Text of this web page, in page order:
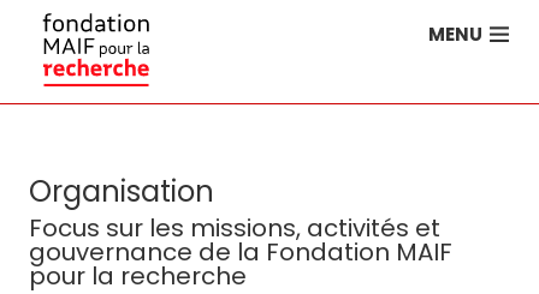
MENU
Organisation
Focus sur les missions, activités et
gouvernance de la Fondation MAIF
pour la recherche